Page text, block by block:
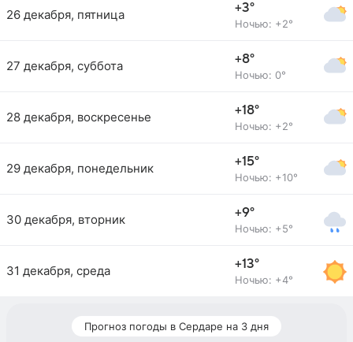
26 декабря, пятница +3°
Ночью: +2°
27 декабря, суббота +8°
Ночью: 0°
28 декабря, воскресенье +18°
Ночью: +2°
29 декабря, понедельник +15°
Ночью: +10°
30 декабря, вторник +9°
Ночью: +5°
31 декабря, среда +13°
Ночью: +4°
Прогноз погоды в Сердаре на 3 дня